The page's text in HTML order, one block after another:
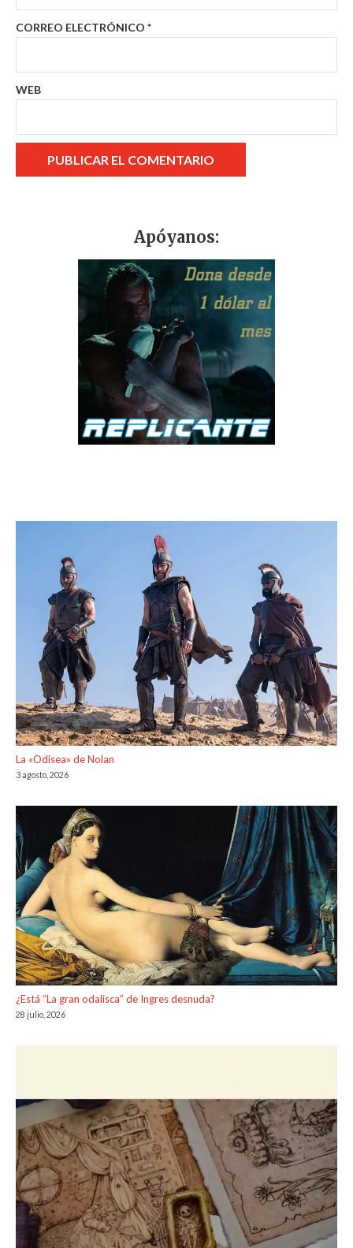
CORREO ELECTRÓNICO *
WEB
Apóyanos:
La «Odisea» de Nolan
3 agosto, 2026
¿Está “La gran odalisca” de Ingres desnuda?
28 julio, 2026